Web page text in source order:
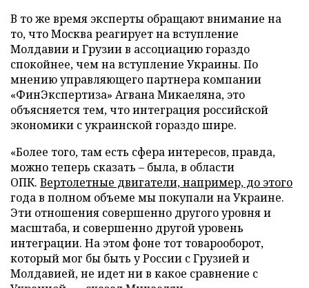
В то же время эксперты обращают внимание на
то, что Москва реагирует на вступление
Молдавии и Грузии в ассоциацию гораздо
спокойнее, чем на вступление Украины. По
мнению управляющего партнера компании
«ФинЭкспертиза» Агвана Микаеляна, это
объясняется тем, что интеграция российской
экономики с украинской гораздо шире.
«Более того, там есть сфера интересов, правда,
можно теперь сказать – была, в области
ОПК. Вертолетные двигатели, например, до этого
года в полном объеме мы покупали на Украине.
Эти отношения совершенно другого уровня и
масштаба, и совершенно другой уровень
интеграции. На этом фоне тот товарооборот,
который мог бы быть у России с Грузией и
Молдавией, не идет ни в какое сравнение с